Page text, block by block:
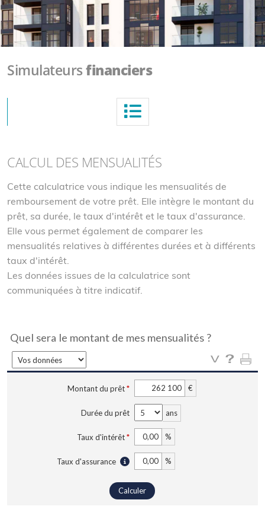
Simulateursfinanciers
CALCUL DES MENSUALITÉS
Cette calculatrice vous indique les mensualités de
remboursement de votre prêt. Elle intègre le montant du
prêt, sa durée, le taux d'intérêt et le taux d'assurance.
Elle vous permet également de comparer les
mensualités relatives à différentes durées et à différents
taux d'intérêt.
Les données issues de la calculatrice sont
communiquées à titre indicatif.